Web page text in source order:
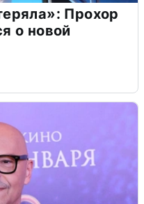
Прохор
о новой